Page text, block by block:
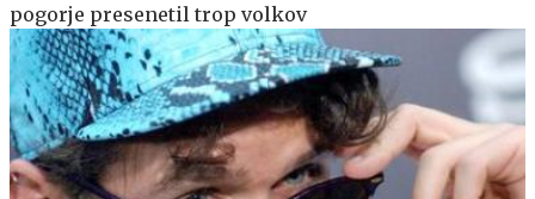
pogorje presenetil trop volkov